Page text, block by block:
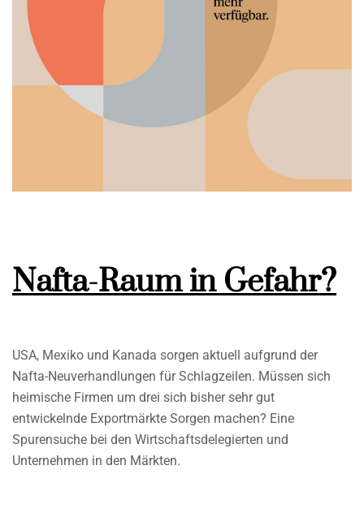
Nafta-Raum in Gefahr?
USA, Mexiko und Kanada sorgen aktuell aufgrund der
Nafta-Neuverhandlungen für Schlagzeilen. Müssen sich
heimische Firmen um drei sich bisher sehr gut
entwickelnde Exportmärkte Sorgen machen? Eine
Spurensuche bei den Wirtschaftsdelegierten und
Unternehmen in den Märkten.